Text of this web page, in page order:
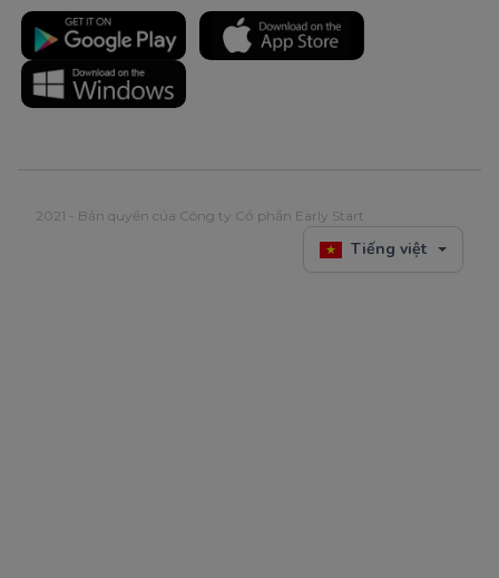
2021 - Bản quyền của Công ty Cổ phần Early Start
Tiếng việt